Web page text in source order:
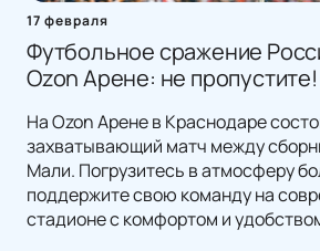
17 февраля
Футбольное сражение
Ozon Арене: не пропустите!
На Ozon Арене в Краснодаре
захватывающий матч между
Мали. Погрузитесь в атмосферу
поддержите свою команду на
стадионе с комфортом и